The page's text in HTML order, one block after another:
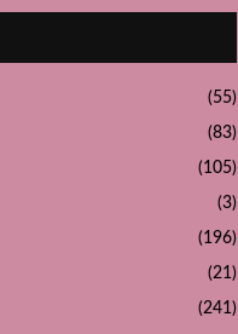
(55)
(83)
(105)
(3)
(196)
(21)
(241)